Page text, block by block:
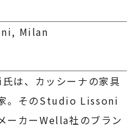
Milan
は、カッシーナの家具
。そのStudio Lissoni
ーカーWella社のブラン